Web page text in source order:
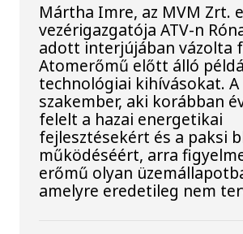
Mártha Imre, az MVM Zrt.
vezérigazgatója ATV-n
adott interjújában vázolta
Atomerőmű előtt álló
technológiai kihívásokat. A
szakember, aki korábban
felelt a hazai energetikai
fejlesztésekért és a paksi
működéséért, arra
erőmű olyan
amelyre eredetileg nem